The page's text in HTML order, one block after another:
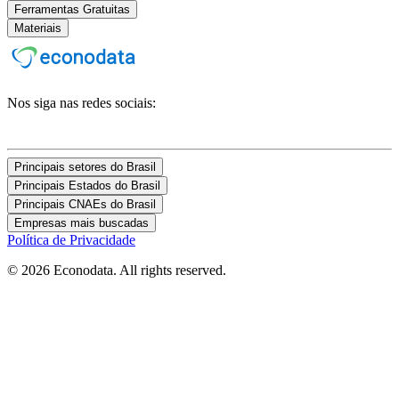
Ferramentas Gratuitas
Materiais
Nos siga nas redes sociais:
Principais setores do Brasil
Principais Estados do Brasil
Principais CNAEs do Brasil
Empresas mais buscadas
Política de Privacidade
© 2026 Econodata. All rights reserved.